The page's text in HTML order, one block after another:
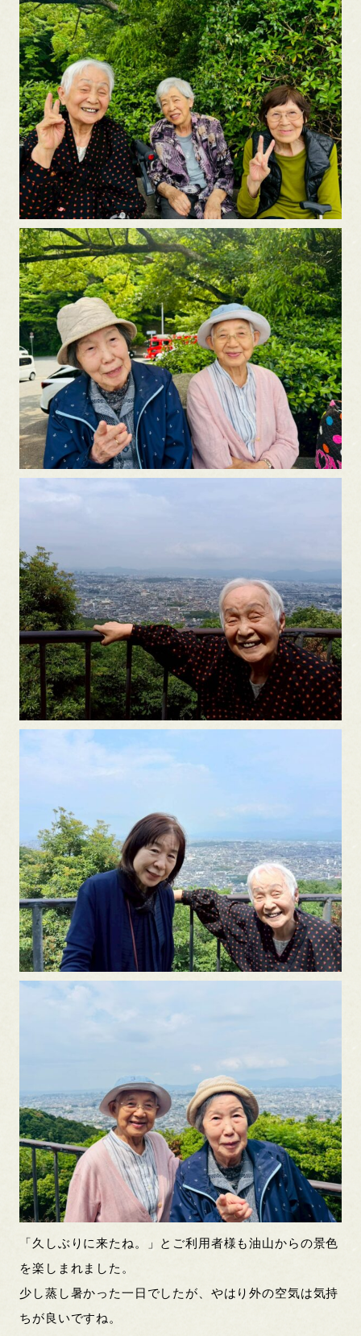
「久しぶりに来たね。」とご利用者様も油山からの景色
を楽しまれました。
少し蒸し暑かった一日でしたが、やはり外の空気は気持
ちが良いですね。